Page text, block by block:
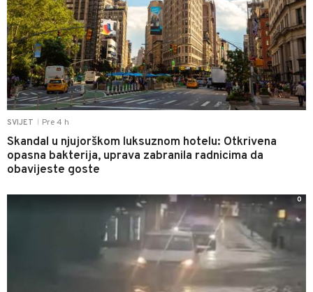
SVIJET Pre 4 h
Skandal u njujorškom luksuznom hotelu: Otkrivena
opasna bakterija, uprava zabranila radnicima da
obavijeste goste
0